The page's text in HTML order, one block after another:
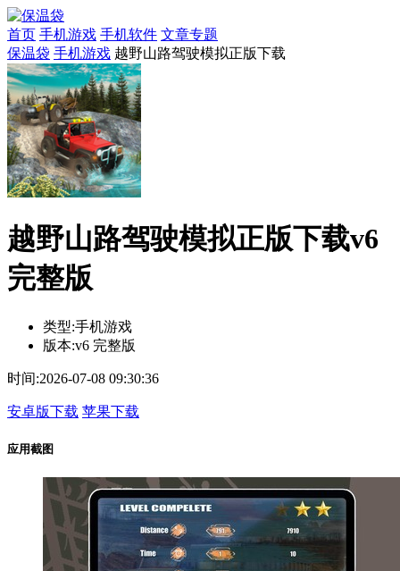
首页 手机游戏 手机软件 文章专题
保温袋 手机游戏 越野山路驾驶模拟正版下载
越野山路驾驶模拟正版下载v6
完整版
类型:手机游戏
版本:v6 完整版
时间:2026-07-08 09:30:36
安卓版下载 苹果下载
应用截图